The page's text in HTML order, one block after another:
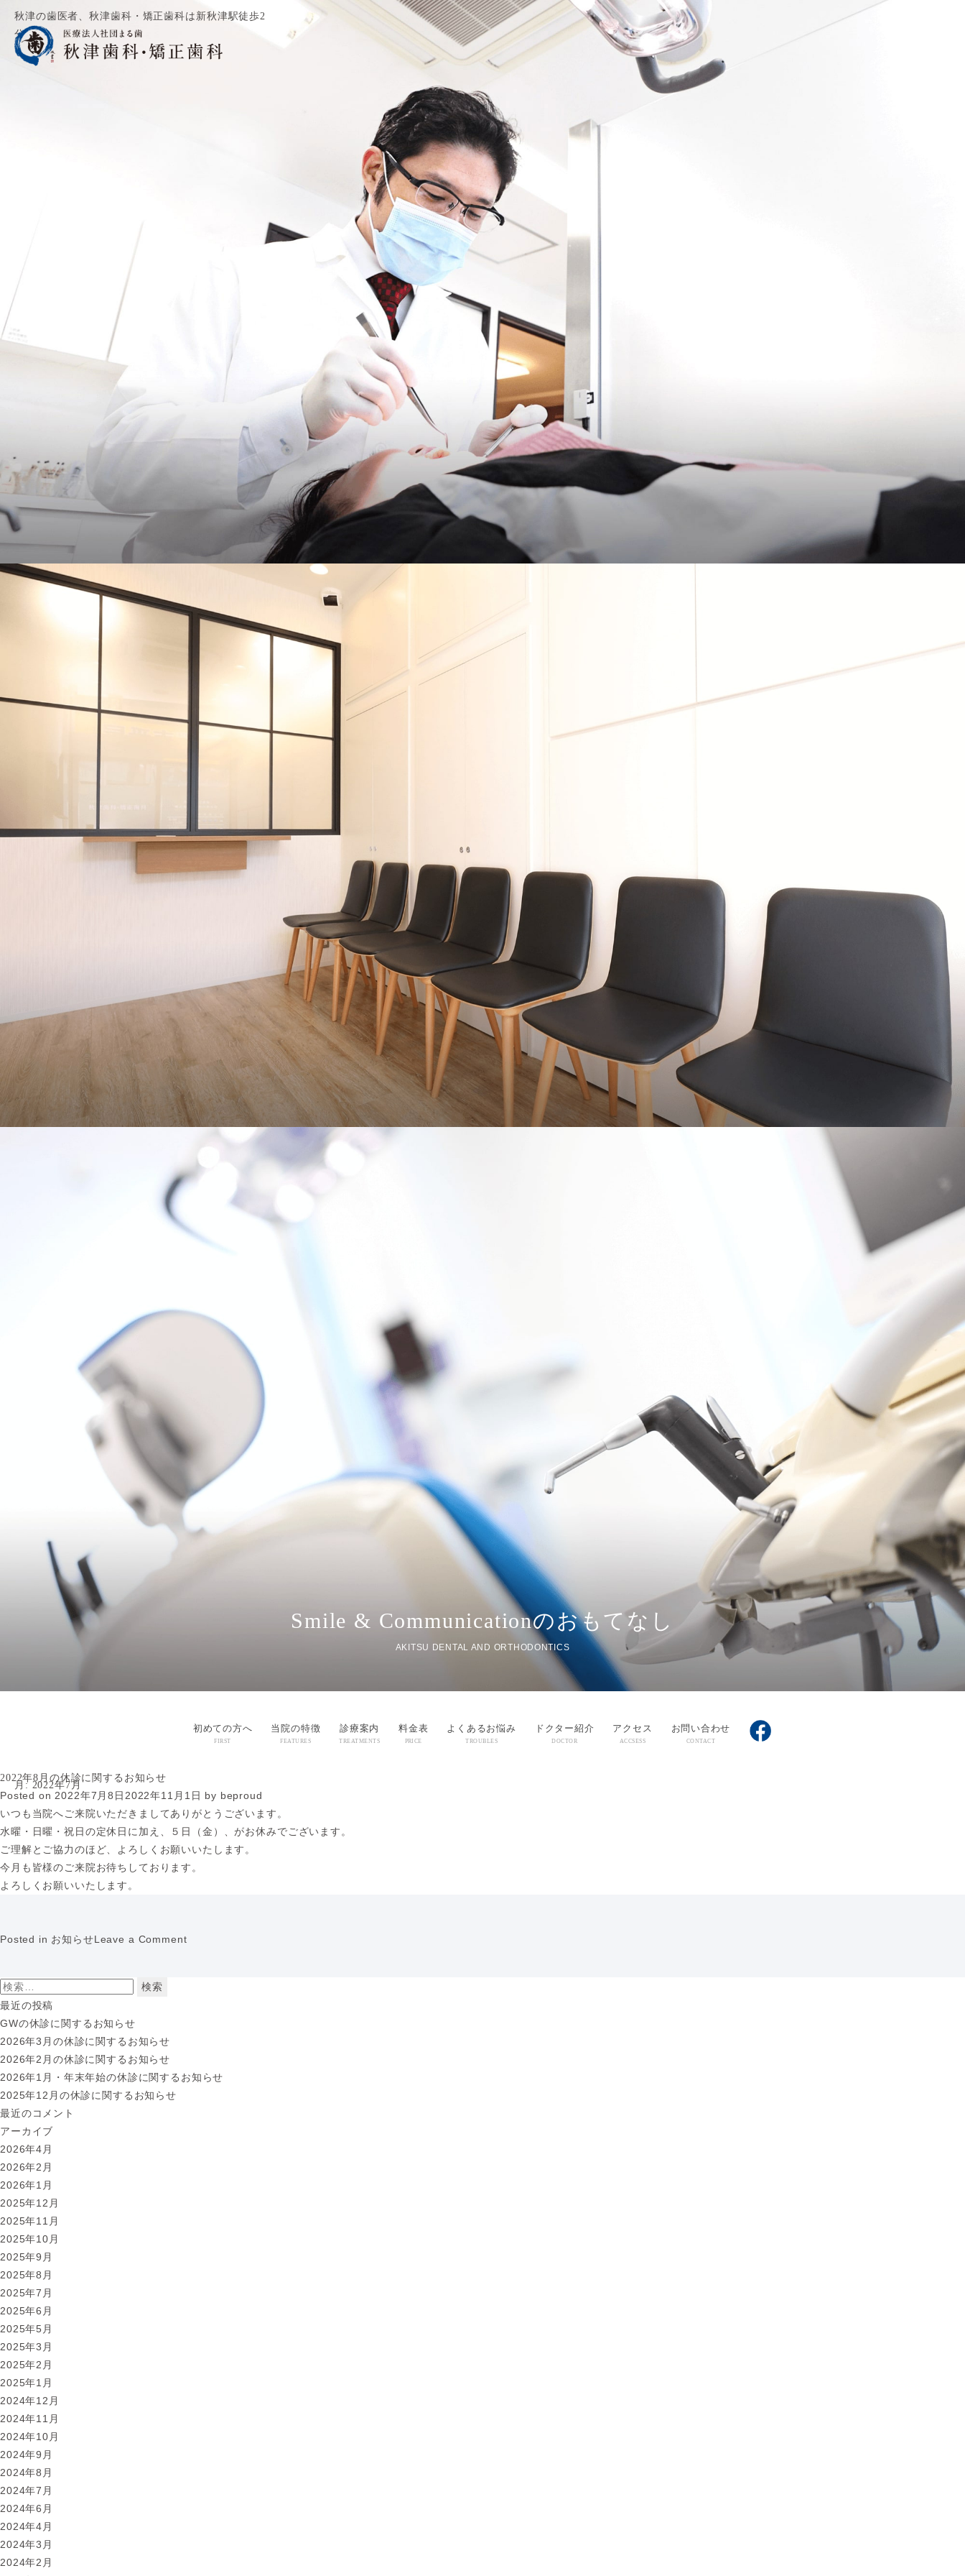
秋津の歯医者、秋津歯科・矯正歯科は新秋津駅徒歩2
分
Smile & Communicationのおもてなし
AKITSU DENTAL AND ORTHODONTICS
初めての方へ
FIRST
当院の特徴
FEATURES
診療案内
TREATMENTS
料金表
PRICE
よくあるお悩み
TROUBLES
ドクター紹介
DOCTOR
アクセス
ACCSESS
お問い合わせ
CONTACT
月: 2022年7月
2022年8月の休診に関するお知らせ
Posted on 2022年7月8日 2022年11月1日 by beproud
いつも当院へご来院いただきましてありがとうございます。
水曜・日曜・祝日の定休日に加え、５日（金）、がお休みでございます。
ご理解とご協力のほど、よろしくお願いいたします。
今月も皆様のご来院お待ちしております。
よろしくお願いいたします。
Posted in お知らせLeave a Commento
月
検
索:
最近の投稿
GWの休診に関するお知らせ
2026年3月の休診に関するお知らせ
2026年2月の休診に関するお知らせ
2026年1月・年末年始の休診に関するお知らせ
2025年12月の休診に関するお知らせ
最近のコメント
アーカイブ
2026年4月
2026年2月
2026年1月
2025年12月
2025年11月
2025年10月
2025年9月
2025年8月
2025年7月
2025年6月
2025年5月
2025年3月
2025年2月
2025年1月
2024年12月
2024年11月
2024年10月
2024年9月
2024年8月
2024年7月
2024年6月
2024年4月
2024年3月
2024年2月